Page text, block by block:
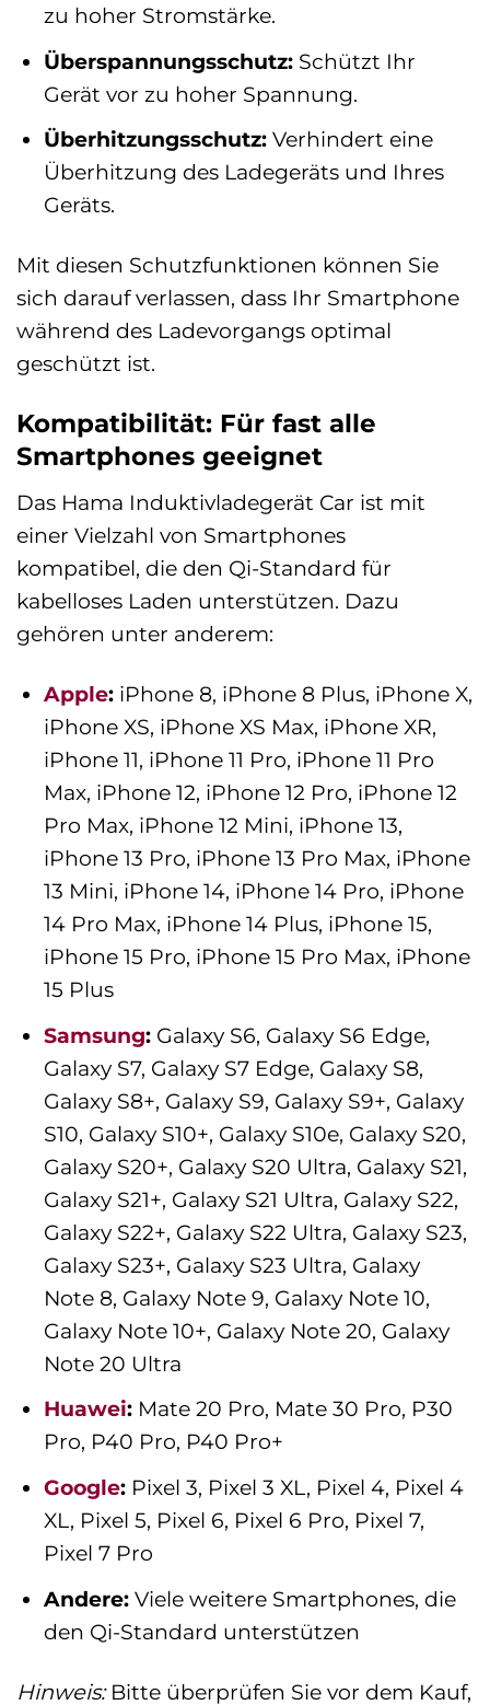
zu hoher Stromstärke.
Überspannungsschutz: Schützt Ihr
Gerät vor zu hoher Spannung.
Überhitzungsschutz: Verhindert eine
Überhitzung des Ladegeräts und Ihres
Geräts.
Mit diesen Schutzfunktionen können Sie
sich darauf verlassen, dass Ihr Smartphone
während des Ladevorgangs optimal
geschützt ist.
Kompatibilität: Für fast alle
Smartphones geeignet
Das Hama Induktivladegerät Car ist mit
einer Vielzahl von Smartphones
kompatibel, die den Qi-Standard für
kabelloses Laden unterstützen. Dazu
gehören unter anderem:
Apple: iPhone 8, iPhone 8 Plus, iPhone X,
iPhone XS, iPhone XS Max, iPhone XR,
iPhone 11, iPhone 11 Pro, iPhone 11 Pro
Max, iPhone 12, iPhone 12 Pro, iPhone 12
Pro Max, iPhone 12 Mini, iPhone 13,
iPhone 13 Pro, iPhone 13 Pro Max, iPhone
13 Mini, iPhone 14, iPhone 14 Pro, iPhone
14 Pro Max, iPhone 14 Plus, iPhone 15,
iPhone 15 Pro, iPhone 15 Pro Max, iPhone
15 Plus
Samsung: Galaxy S6, Galaxy S6 Edge,
Galaxy S7, Galaxy S7 Edge, Galaxy S8,
Galaxy S8+, Galaxy S9, Galaxy S9+, Galaxy
S10, Galaxy S10+, Galaxy S10e, Galaxy S20,
Galaxy S20+, Galaxy S20 Ultra, Galaxy S21,
Galaxy S21+, Galaxy S21 Ultra, Galaxy S22,
Galaxy S22+, Galaxy S22 Ultra, Galaxy S23,
Galaxy S23+, Galaxy S23 Ultra, Galaxy
Note 8, Galaxy Note 9, Galaxy Note 10,
Galaxy Note 10+, Galaxy Note 20, Galaxy
Note 20 Ultra
Huawei: Mate 20 Pro, Mate 30 Pro, P30
Pro, P40 Pro, P40 Pro+
Google: Pixel 3, Pixel 3 XL, Pixel 4, Pixel 4
XL, Pixel 5, Pixel 6, Pixel 6 Pro, Pixel 7,
Pixel 7 Pro
Andere: Viele weitere Smartphones, die
den Qi-Standard unterstützen
Hinweis:Bitte überprüfen Sie vor dem Kauf,